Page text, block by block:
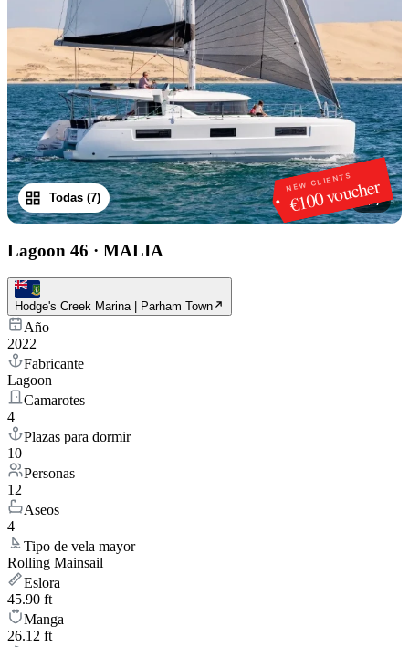
NEW CLIENTS
€100 voucher
1 /7
Todas (7)
Lagoon 46 · MALIA
Hodge's Creek Marina | Parham Town
Año
2022
Fabricante
Lagoon
Camarotes
4
Plazas para dormir
10
Personas
12
Aseos
4
Tipo de vela mayor
Rolling Mainsail
Eslora
45.90 ft
Manga
26.12 ft